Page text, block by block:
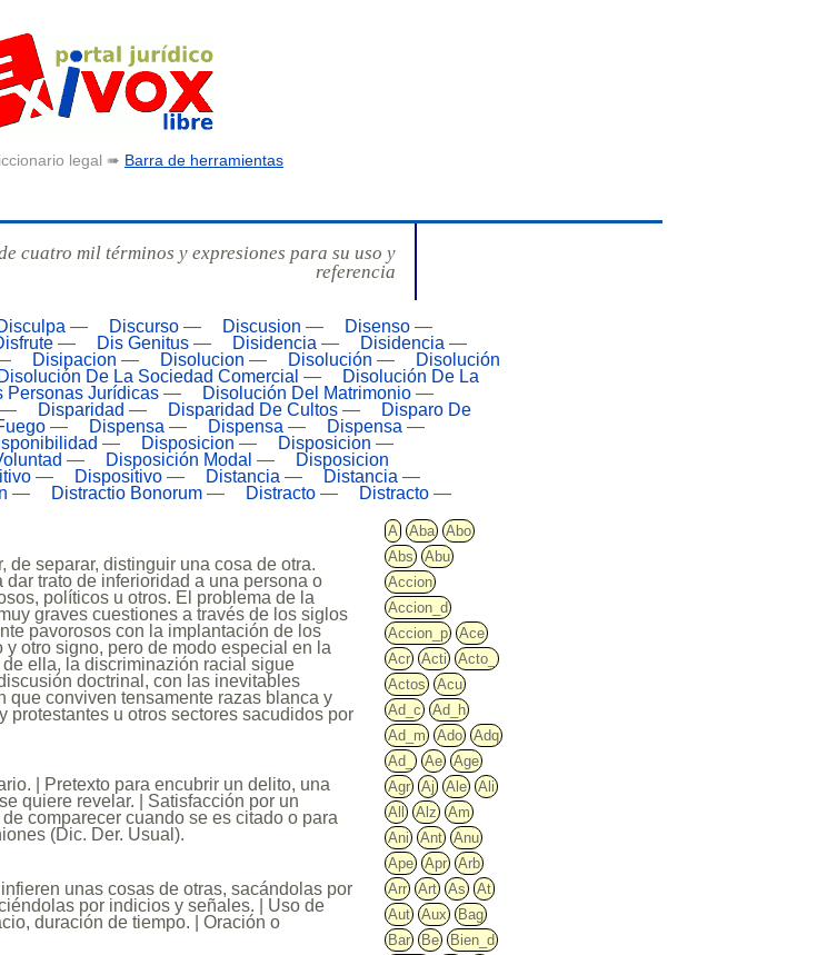
legal ➠ Barra de herramientas
cuatro mil términos y expresiones para su uso y
referencia
— Discurso — Discusion — Disenso —
— Dis Genitus — Disidencia — Disidencia —
Disipacion — Disolucion — Disolución —
Disolución
Disolución De La Sociedad Comercial —
Disolución De La
Personas Jurídicas — Disolución Del Matrimonio —
— Disparidad — Disparidad De Cultos —
Disparo De
— Dispensa — Dispensa — Dispensa —
— Disposicion — Disposicion —
— Disposición Modal —
Disposicion
— Dispositivo — Distancia — Distancia —
— Distractio Bonorum — Distracto — Distracto —
A
Aba
Abo
Abs
Abu
Accion
Accion_d
Accion_p
Ace
Acr
Acti
Acto_
Actos
Acu
Ad_c
Ad_h
Ad_m
Ado
Adq
Ad_
Ae
Age
Agr
Aj Ale
Ali
All
Alz
Am
Ani
Ant
Anu
Ape
Apr
Arb
Arr
Art As
At
Aut
Aux
Bag
Bar
Be
Bien_d
de separar, distinguir una cosa de otra.
trato de inferioridad a una persona o
políticos u otros. El problema de la
graves cuestiones a través de los siglos
pavorosos con la implantación de los
otro signo, pero de modo especial en la
ella, la discriminazión racial sigue
doctrinal, con las inevitables
que conviven tensamente razas blanca y
protestantes u otros sectores sacudidos por
| Pretexto para encubrir un delito, una
quiere revelar. | Satisfacción por un
comparecer cuando se es citado o para
(Dic. Der. Usual).
unas cosas de otras, sacándolas por
por indicios y señales. | Uso de
duración de tiempo. | Oración o